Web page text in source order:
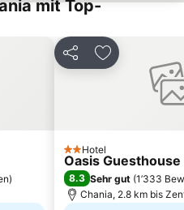
Kournas See
mit Top-
)
Teilen Zu Favoriten
2 Sterne
Hotel
Oasis Guesthouse
8.3 Sehr gut (1’333
Chania, 2.8 km bis